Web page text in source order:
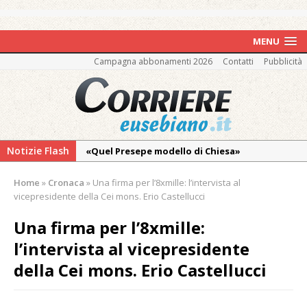
MENU
Campagna abbonamenti 2026 Contatti Pubblicità
Notizie Flash
«Quel Presepe modello di Chiesa»
Ringraziamento: convegno, messa e
Quel giardino davanti all’ospedale curato da
otto soggetti autistici in cura all’Asl di
Home » Cronaca » Una firma per l’8xmille: l’intervista al
vicepresidente della Cei mons. Erio Castellucci
Una firma per l’8xmille:
l’intervista al vicepresidente
della Cei mons. Erio Castellucci